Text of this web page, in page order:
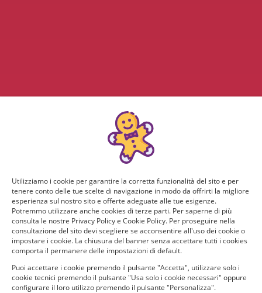
Utilizziamo i cookie per garantire la corretta funzionalità del sito e per
tenere conto delle tue scelte di navigazione in modo da offrirti la migliore
esperienza sul nostro sito e offerte adeguate alle tue esigenze.
Potremmo utilizzare anche cookies di terze parti. Per saperne di più
consulta le nostre Privacy Policy e Cookie Policy. Per proseguire nella
consultazione del sito devi scegliere se acconsentire all'uso dei cookie o
impostare i cookie. La chiusura del banner senza accettare tutti i cookies
comporta il permanere delle impostazioni di default.
Puoi accettare i cookie premendo il pulsante "Accetta", utilizzare solo i
cookie tecnici premendo il pulsante "Usa solo i cookie necessari" oppure
configurare il loro utilizzo premendo il pulsante "Personalizza".